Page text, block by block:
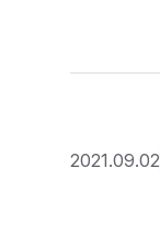
2021.09.02